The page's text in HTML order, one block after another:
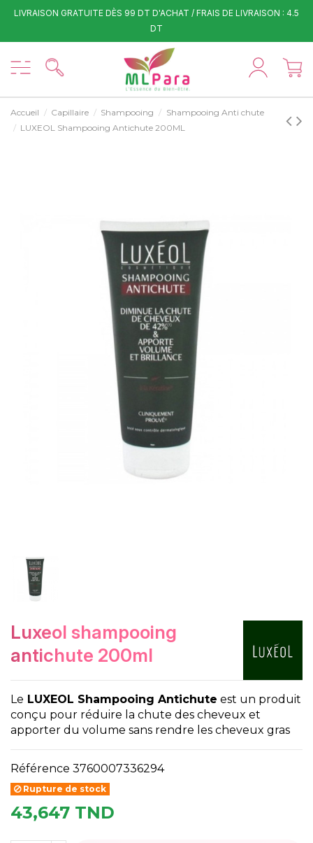
LIVRAISON GRATUITE DÈS 99 DT D'ACHAT / FRAIS DE LIVRAISON : 4.5
DT
Accueil Capillaire Shampooing
Shampooing Anti chute
LUXEOL Shampooing Antichute 200ML
luxeol shampooing
antichute 200ml
Le LUXEOL Shampooing Antichute est un produit
conçu pour réduire la chute des cheveux et
apporter du volume sans rendre les cheveux gras
Référence 3760007336294
Rupture de stock
43,647 TND